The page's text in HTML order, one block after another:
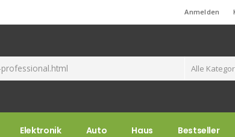
Anmelden
Elektronik Auto Haus Bestseller